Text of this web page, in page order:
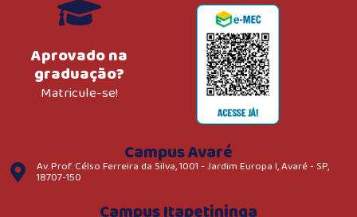
Aprovado na
graduação?
Matricule-se!
Campus Avaré
Av. Prof. Célso Ferreira da Silva, 1001 - Jardim Europa I, Avaré - SP,
18707-150